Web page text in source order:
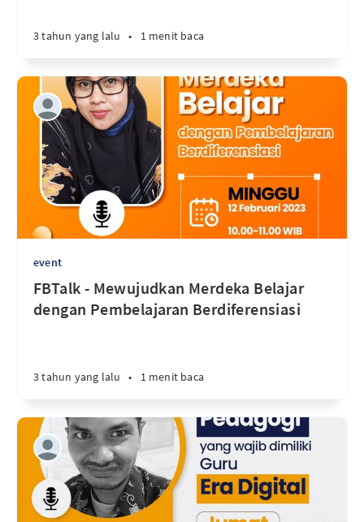
3 tahun yang lalu • 1 menit baca
event
FBTalk - Mewujudkan Merdeka Belajar
dengan Pembelajaran Berdiferensiasi
3 tahun yang lalu • 1 menit baca